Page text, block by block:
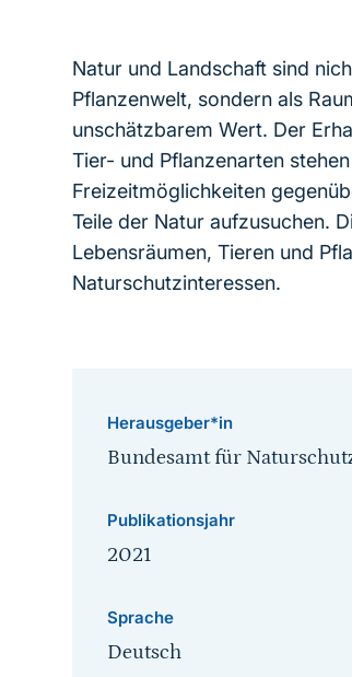
Natur und Landschaft sind
Pflanzenwelt, sondern als
unschätzbarem Wert. Der
Tier- und Pflanzenarten
Freizeitmöglichkeiten
Teile der Natur aufzusuchen.
Lebensräumen, Tieren und
Naturschutzinteressen.
Herausgeber*in
Bundesamt für
Publikationsjahr
2021
Sprache
Deutsch